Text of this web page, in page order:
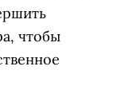
чтобы